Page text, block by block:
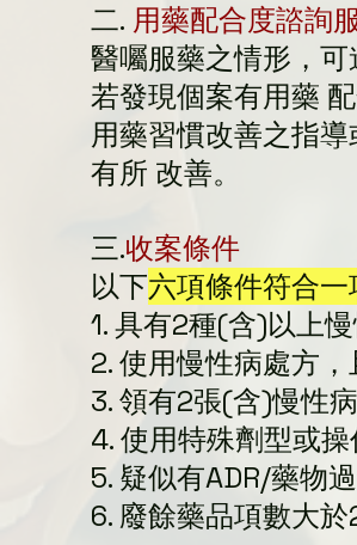
二. 用藥配合度諮詢
醫囑服藥之情形，
若發現個案有用藥
用藥習慣改善之指
有所 改善。
三.收案條件
以下六項條件符合一
1. 具有2種(含)以上慢
2. 使用慢性病處方
3. 領有2張(含)慢性
4. 使用特殊劑型或
5. 疑似有ADR/藥物
6. 廢餘藥品項數大於